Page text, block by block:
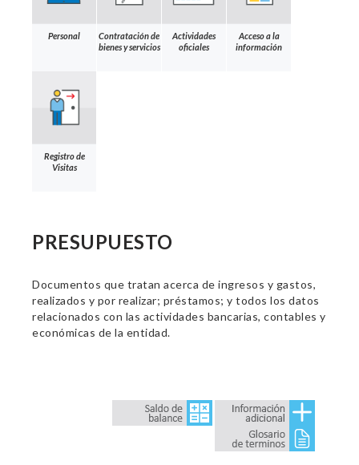
Personal
Contratación de
bienes y servicios
Actividades
oficiales
Acceso a la
información
Registro de
Visitas
PRESUPUESTO
Documentos que tratan acerca de ingresos y gastos,
realizados y por realizar; préstamos; y todos los datos
relacionados con las actividades bancarias, contables y
económicas de la entidad.